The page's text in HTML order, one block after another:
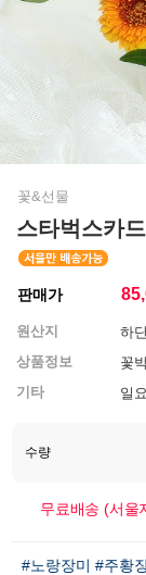
꽃&선물
스타벅스카
판매가
원산지
하
상품정보
꽃
기타
일
수량
무료배송 (서울
#노랑장미 #주황